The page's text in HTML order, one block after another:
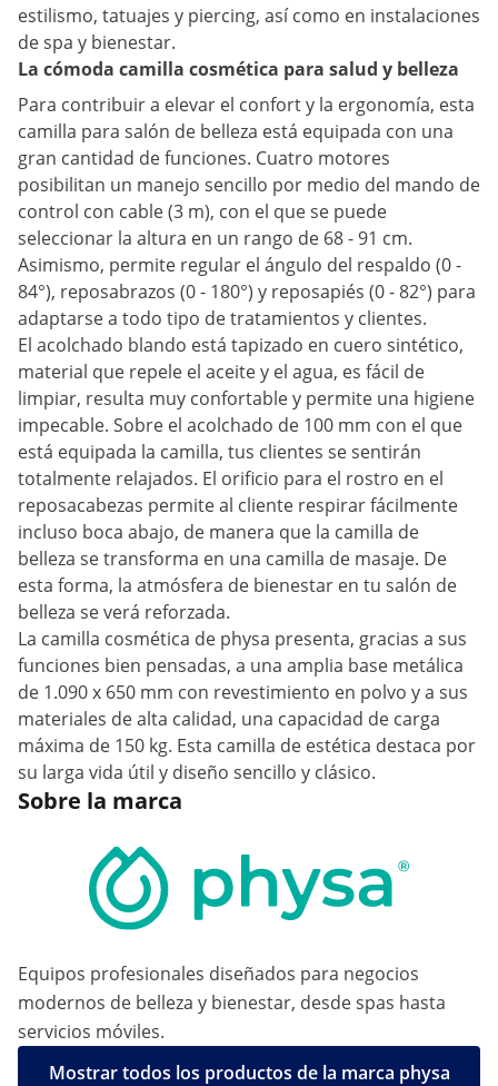
estilismo, tatuajes y piercing, así como en instalaciones
de spa y bienestar.
La cómoda camilla cosmética para salud y belleza
Para contribuir a elevar el confort y la ergonomía, esta
camilla para salón de belleza está equipada con una
gran cantidad de funciones. Cuatro motores
posibilitan un manejo sencillo por medio del mando de
control con cable (3 m), con el que se puede
seleccionar la altura en un rango de 68 - 91 cm.
Asimismo, permite regular el ángulo del respaldo (0 -
84°), reposabrazos (0 - 180°) y reposapiés (0 - 82°) para
adaptarse a todo tipo de tratamientos y clientes.
El acolchado blando está tapizado en cuero sintético,
material que repele el aceite y el agua, es fácil de
limpiar, resulta muy confortable y permite una higiene
impecable. Sobre el acolchado de 100 mm con el que
está equipada la camilla, tus clientes se sentirán
totalmente relajados. El orificio para el rostro en el
reposacabezas permite al cliente respirar fácilmente
incluso boca abajo, de manera que la camilla de
belleza se transforma en una camilla de masaje. De
esta forma, la atmósfera de bienestar en tu salón de
belleza se verá reforzada.
La camilla cosmética de physa presenta, gracias a sus
funciones bien pensadas, a una amplia base metálica
de 1.090 x 650 mm con revestimiento en polvo y a sus
materiales de alta calidad, una capacidad de carga
máxima de 150 kg. Esta camilla de estética destaca por
su larga vida útil y diseño sencillo y clásico.
Sobre la marca
Equipos profesionales diseñados para negocios
modernos de belleza y bienestar, desde spas hasta
servicios móviles.
Mostrar todos los productos de la marca physa